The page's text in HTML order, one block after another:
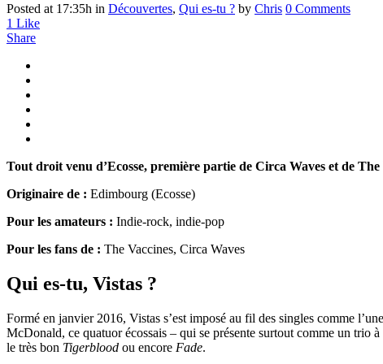
Posted at 17:35h in Découvertes, Qui es-tu ? by Chris 0 Comments
1 Like
Share
Tout droit venu d’Ecosse, première partie de Circa Waves et de
Originaire de : Edimbourg (Ecosse)
Pour les amateurs : Indie-rock, indie-pop
Pour les fans de : The Vaccines, Circa Waves
Qui es-tu, Vistas ?
Formé en janvier 2016, Vistas s’est imposé au fil des singles comme
McDonald, ce quatuor écossais – qui se présente surtout comme un trio
le très bon Tigerblood ou encore Fade.